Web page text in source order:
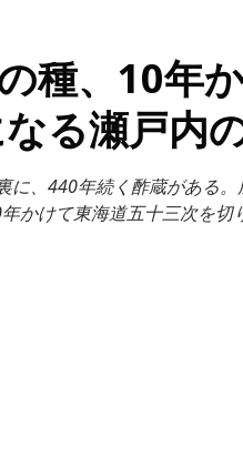
Hiroshima
Business
Environment
種、10年
る瀬戸内
、440年続く酢蔵がある
かけて東海道五十三次を切
globalizationOHTANI